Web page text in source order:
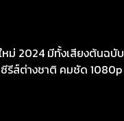
หม่ 2024 มีทั้งเสียงต้นฉบับ
รีส์ต่างชาติ คมชัด 1080p